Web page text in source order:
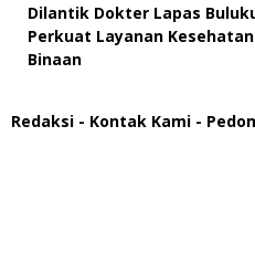
Dilantik Dokter Lapas
Perkuat Layanan
Binaan
Redaksi - Kontak Kami -